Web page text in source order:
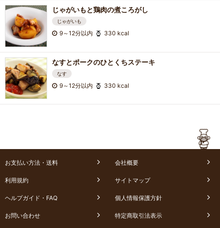
じゃがいもと鶏肉の煮ころがし
じゃがいも
9～12分以内 330 kcal
なすとポークのひとくちステーキ
なす
9～12分以内 330 kcal
お支払い方法・送料 会社概要
利用規約 サイトマップ
ヘルプガイド・FAQ 個人情報保護方針
お問い合わせ 特定商取引法表示